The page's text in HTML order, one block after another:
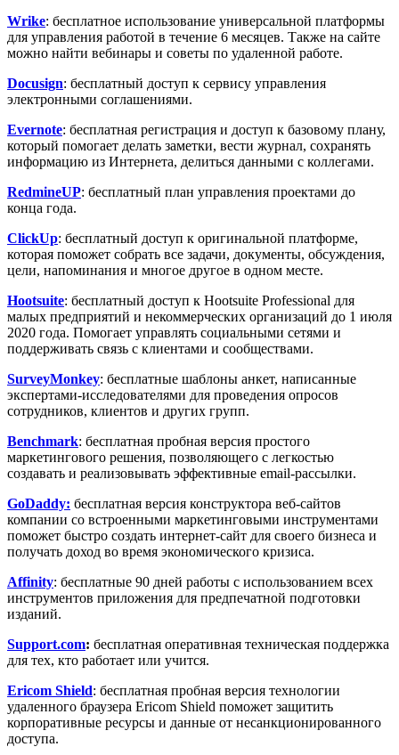
Wrike: бесплатное использование универсальной платформы
для управления работой в течение 6 месяцев. Также на сайте
можно найти вебинары и советы по удаленной работе.
Docusign: бесплатный доступ к сервису управления
электронными соглашениями.
Evernote: бесплатная регистрация и доступ к базовому плану,
который помогает делать заметки, вести журнал, сохранять
информацию из Интернета, делиться данными с коллегами.
RedmineUP: бесплатный план управления проектами до
конца года.
ClickUp: бесплатный доступ к оригинальной платформе,
которая поможет собрать все задачи, документы, обсуждения,
цели, напоминания и многое другое в одном месте.
Hootsuite: бесплатный доступ к Hootsuite Professional для
малых предприятий и некоммерческих организаций до 1 июля
2020 года. Помогает управлять социальными сетями и
поддерживать связь с клиентами и сообществами.
SurveyMonkey: бесплатные шаблоны анкет, написанные
экспертами-исследователями для проведения опросов
сотрудников, клиентов и других групп.
Benchmark: бесплатная пробная версия простого
маркетингового решения, позволяющего с легкостью
создавать и реализовывать эффективные email-рассылки.
GoDaddy: бесплатная версия конструктора веб-сайтов
компании со встроенными маркетинговыми инструментами
поможет быстро создать интернет-сайт для своего бизнеса и
получать доход во время экономического кризиса.
Affinity: бесплатные 90 дней работы с использованием всех
инструментов приложения для предпечатной подготовки
изданий.
Support.com: бесплатная оперативная техническая поддержка
для тех, кто работает или учится.
Ericom Shield: бесплатная пробная версия технологии
удаленного браузера Ericom Shield поможет защитить
корпоративные ресурсы и данные от несанкционированного
доступа.